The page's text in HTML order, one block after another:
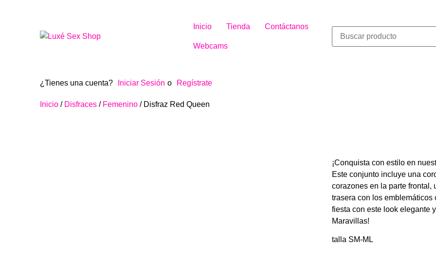
Inicio Tienda Contáctanos
Webcams
¿Tienes una cuenta? Iniciar Sesión o Regístrate
Inicio / Disfraces / Femenino / Disfraz Red Queen
¡Conquista con estilo en
Este conjunto incluye una
corazones en la parte frontal,
trasera con los emblemáticos
fiesta con este look elegante
Maravillas!
talla SM-ML